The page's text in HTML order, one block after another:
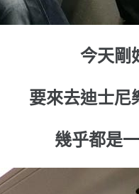
今天剛
要來去迪士尼
幾乎都是